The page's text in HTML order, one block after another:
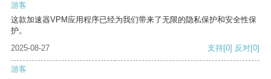
游客
这款加速器VPM应用程序已经为我们带来了无限的隐私保护和安全性保
护。
2025-08-27
支持[0] 反对[0]
游客